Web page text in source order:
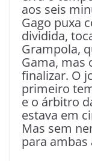
aos seis
Gago puxa
dividida,
Grampola,
Gama, mas
finalizar. O
primeiro
e o árbitro
estava em
Mas sem
para ambas